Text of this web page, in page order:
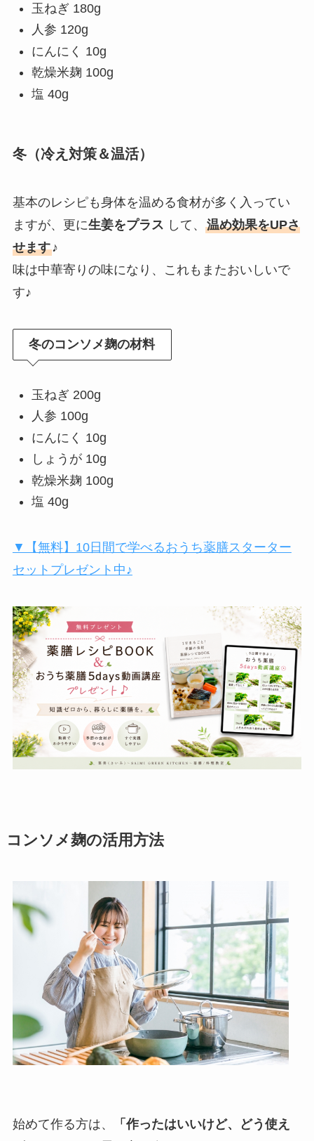
玉ねぎ 180g
人参 120g
にんにく 10g
乾燥米麹 100g
塩 40g
冬（冷え対策＆温活）
基本のレシピも身体を温める食材が多く入ってい
ますが、更に生姜をプラス して、 温め効果をUPさ
せます♪
味は中華寄りの味になり、これもまたおいしいで
す♪
冬のコンソメ麹の材料
玉ねぎ 200g
人参 100g
にんにく 10g
しょうが 10g
乾燥米麹 100g
塩 40g
▼【無料】10日間で学べるおうち薬膳スターター
セットプレゼント中♪
コンソメ麹の活用方法
始めて作る方は、
「作ったはいいけど、どう使え